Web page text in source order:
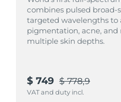
combines pulsed
targeted wavelengths to
pigmentation, acne, and
multiple skin depths.
$ 749 $ 778,9
VAT and duty incl.